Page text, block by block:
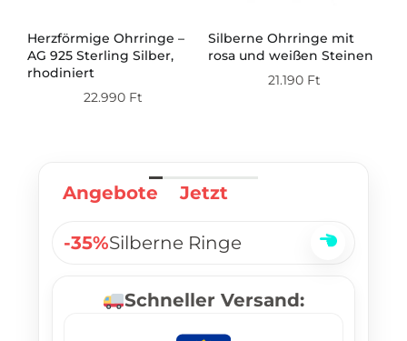
Herzförmige Ohrringe –
AG 925 Sterling Silber,
rhodiniert
22.990 Ft
Silberne Ohrringe mit
rosa und weißen Steinen
21.190 Ft
Angebote Jetzt
-35%Silberne Ringe
Schneller Versand: